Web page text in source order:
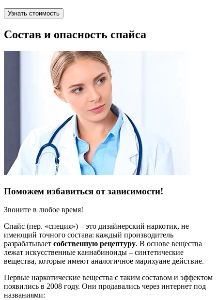
Узнать стоимость
Состав и опасность спайса
Поможем избавиться от зависимости!
Звоните в любое время!
Cпайс (пер. «специя») – это дизайнерский наркотик, не
имеющий точного состава: каждый производитель
разрабатывает собственную рецептуру. В основе вещества
лежат искусственные каннабиноиды – синтетические
вещества, которые имеют аналогичное марихуане действие.
Первые наркотические вещества с таким составом и эффектом
появились в 2008 году. Они продавались через интернет под
названиями: